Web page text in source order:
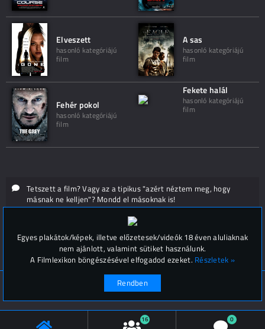
Elveszett
hasonló kategóriájú
film
A sas
hasonló kategóriájú
film
Fehér pokol
hasonló kategóriájú
film
Fekete halál
hasonló kategóriájú
film
Tetszett a film? Vagy az a tipikus "azért néztem meg, hogy
másnak ne kelljen"? Mondd el másoknak is!
Hozzászólások (
16 0
© Filmlexikon 2019-2026
Kapcsolat, impresszum
Egyes plakátok/képek, illetve előzetesek/videók 18 éven aluliaknak
nem ajánlott, valamint sütiket használunk.
A Filmlexikon böngészésével elfogadod ezeket. Részletek »
Rendben